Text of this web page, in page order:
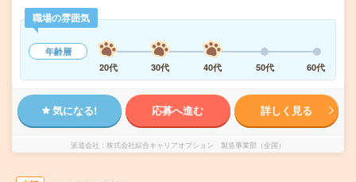
職場の雰囲気
年齢層
20代
30代 40代 50代 60代
気になる! 応募へ進む 詳しく見る
派遣会社 株式会社綜合キャリアオプション 製造事業部（全国）